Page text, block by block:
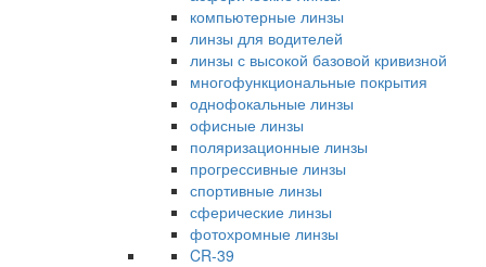
компьютерные линзы
линзы для водителей
линзы с высокой базовой кривизной
многофункциональные покрытия
однофокальные линзы
офисные линзы
поляризационные линзы
прогрессивные линзы
спортивные линзы
сферические линзы
фотохромные линзы
CR-39